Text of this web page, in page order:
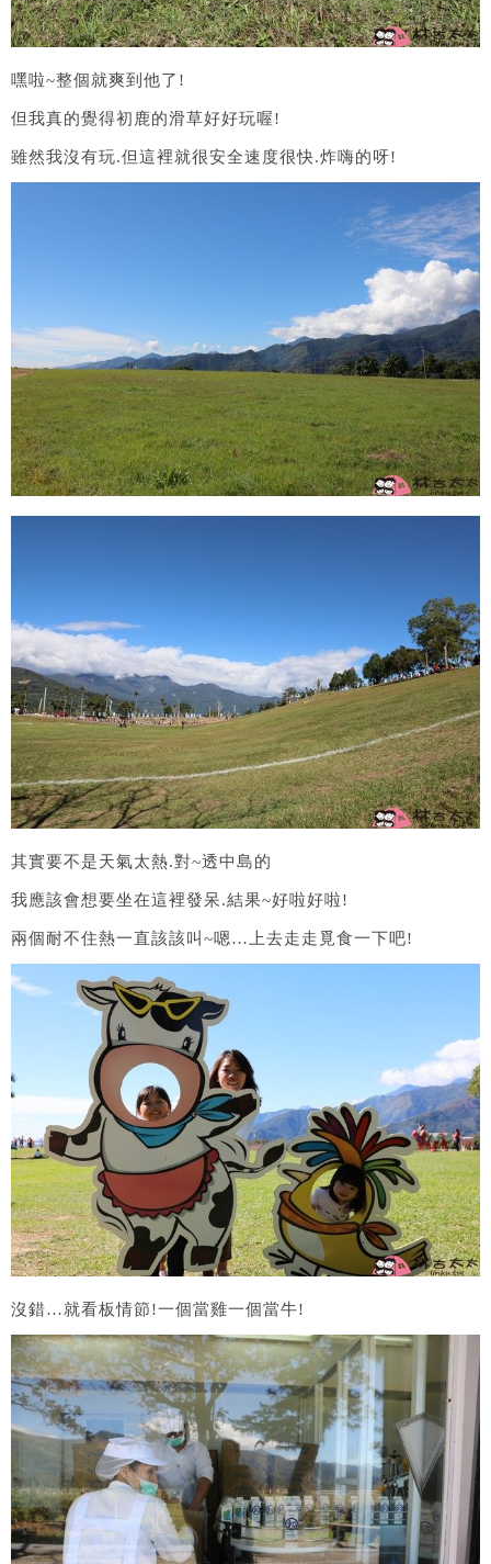
嘿啦~整個就爽到他了!
但我真的覺得初鹿的滑草好好玩喔!
雖然我沒有玩.但這裡就很安全速度很快.炸嗨的呀!
其實要不是天氣太熱.對~透中島的
我應該會想要坐在這裡發呆.結果~好啦好啦!
兩個耐不住熱一直該該叫~嗯…上去走走覓食一下吧!
沒錯…就看板情節!一個當雞一個當牛!